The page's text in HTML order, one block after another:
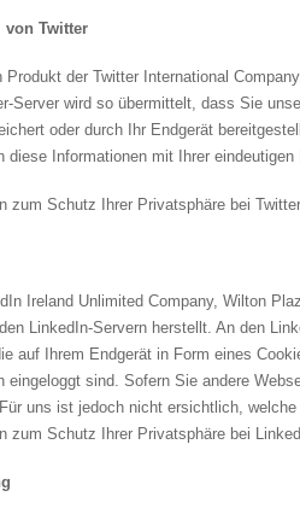
von Twitter
Produkt der Twitter International
Server wird so übermittelt, dass Sie
oder durch Ihr Endgerät
diese Informationen mit Ihrer
zum Schutz Ihrer Privatsphäre bei
Ireland Unlimited Company, Wilton
LinkedIn-Servern herstellt. An den
auf Ihrem Endgerät in Form eines
sind. Sofern Sie andere
uns ist jedoch nicht ersichtlich,
zum Schutz Ihrer Privatsphäre bei